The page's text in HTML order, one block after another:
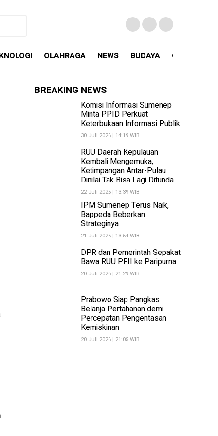
OLAHRAGA NEWS BUDAYA OPINI
BREAKING NEWS
Komisi Informasi Sumenep
Minta PPID Perkuat
Keterbukaan Informasi Publik
30 Juli 2026 | 14:19 WIB
RUU Daerah Kepulauan
Kembali Mengemuka,
Ketimpangan Antar-Pulau
Dinilai Tak Bisa Lagi Ditunda
22 Juli 2026 | 13:39 WIB
IPM Sumenep Terus Naik,
Bappeda Beberkan
Strateginya
21 Juli 2026 | 13:54 WIB
DPR dan Pemerintah Sepakat
Bawa RUU PFII ke Paripurna
20 Juli 2026 | 21:29 WIB
Prabowo Siap Pangkas
Belanja Pertahanan demi
Percepatan Pengentasan
Kemiskinan
20 Juli 2026 | 21:05 WIB